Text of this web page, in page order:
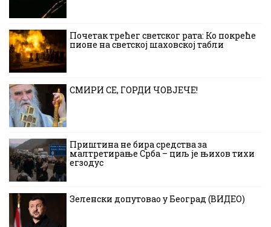
Почетак трећег светског рата: Ко покреће
пионе на светској шаховској табли
СМИРИ СЕ, ГОРДИ ЧОВЈЕЧЕ!
Приштина не бира средства за
малтретирање Срба – циљ је њихов тихи
егзодус
Зеленски допутовао у Београд (ВИДЕО)